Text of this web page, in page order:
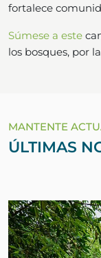
fortalece
Súmese a este
los bosques, por
MANTENTE
ÚLTIMAS